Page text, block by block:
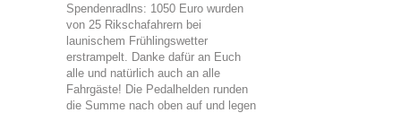
Spendenradlns: 1050 Euro wurden
von 25 Rikschafahrern bei
launischem Frühlingswetter
erstrampelt. Danke dafür an Euch
alle und natürlich auch an alle
Fahrgäste! Die Pedalhelden runden
die Summe nach oben auf und legen